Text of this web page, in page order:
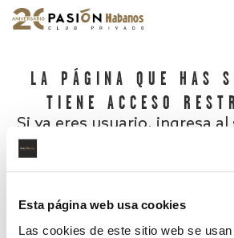
Esta página web usa cookies
Las cookies de este sitio web se
LA PÁGINA QUE HAS
TIENE ACCESO
Si ya eres usuario, ingresa